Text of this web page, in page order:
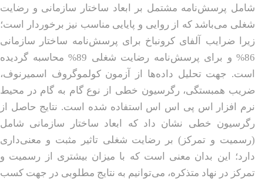
شامل پرسش‌نامه مشتمل بر ابعاد ساختار سازمانی و رضایت
شغلی می‌باشد که از روایی و پایایی مناسب نیز برخوردار است؛
زیرا ضرایب آلفای کرونباخ برای پرسش‌نامه ساختار سازمانی
86% و برای پرسش‌نامه رضایت شغلی 89% محاسبه گردیده
است. جهت تحلیل داده‌ها از آزمون کولموگروف اسمیرنوف،
ضریب همبستگی، رگرسیون خطی از نوع گام به گام در محیط
نرم افزار اس‌ پی اس اس استفاده شده است. نتایج حاصل از
رگرسیون خطی نشان داد که ابعاد ساختار سازمانی شامل
(رسمیت و تمرکز) بر رضایت شغلی تاثیر مثبت و معنی‌داری
دارد؛ این بدان معنی است که با میزان بیشتری از رسمیت و
تمرکز در نهاد متذکره، می‌توانیم به نتایج مطلوبی در جهت کسب